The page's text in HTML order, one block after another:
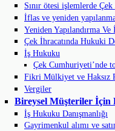
Sınır ötesi işlemlerde
İflas ve yeniden
Yeniden Yapılandırma Ve
Çek İhracatında Hukuki
İş Hukuku
Çek Cumhuriyeti’nde
Fikri Mülkiyet ve Haksız
Vergiler
Bireysel Müşteriler İçin
İş Hukuku Danışmanlığı
Gayrimenkul alımı ve